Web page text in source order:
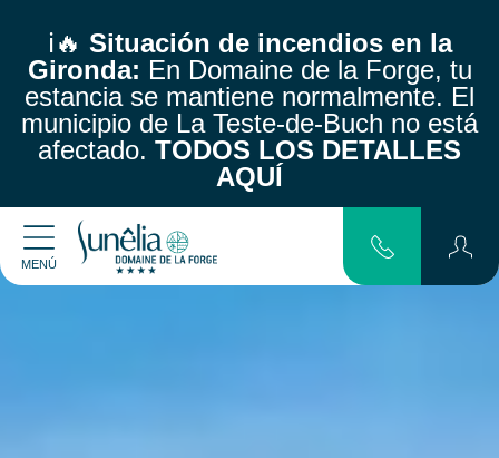
ℹ️🔥 Situación de incendios en la
Gironda: En Domaine de la Forge, tu
estancia se mantiene normalmente. El
municipio de La Teste-de-Buch no está
afectado. TODOS LOS DETALLES
AQUÍ
MENÚ